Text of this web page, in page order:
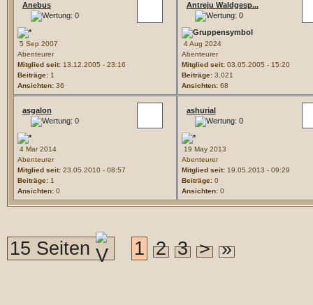
Anebus
5 Sep 2007
Abenteurer
Mitglied seit:13.12.2005 - 23:16
Beiträge:1
Ansichten:36
Antreju Waldgesp...
4 Aug 2024
Abenteurer
Mitglied seit:03.05.2005 - 15:20
Beiträge:3,021
Ansichten:68
asgalon
4 Mar 2014
Abenteurer
Mitglied seit:23.05.2010 - 08:57
Beiträge:1
Ansichten:0
ashurial
19 May 2013
Abenteurer
Mitglied seit:19.05.2013 - 09:29
Beiträge:0
Ansichten:0
15 Seiten 1 2 3 > »